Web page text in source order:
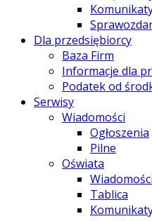
Dla przedsiębiorcy
Baza Firm
Informacje dla
Podatek od
Serwisy
Wiadomości
Ogłoszenia
Pilne
Oświata
Wiadomości
Tablica